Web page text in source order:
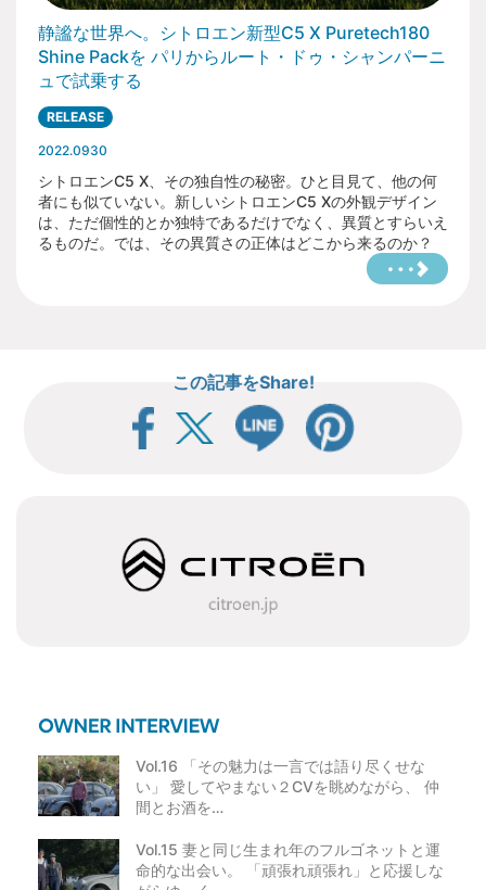
静謐な世界へ。シトロエン新型C5 X Puretech180
Shine Packを パリからルート・ドゥ・シャンパーニ
ュで試乗する
RELEASE
2022.0930
シトロエンC5 X、その独自性の秘密。ひと目見て、他の何
者にも似ていない。新しいシトロエンC5 Xの外観デザイン
は、ただ個性的とか独特であるだけでなく、異質とすらいえ
るものだ。では、その異質さの正体はどこから来るのか？
この記事をShare!
Vol.16 「その魅力は一言では語り尽くせな
い」 愛してやまない２CVを眺めながら、 仲
間とお酒を…
Vol.15 妻と同じ生まれ年のフルゴネットと運
命的な出会い。 「頑張れ頑張れ」と応援しな